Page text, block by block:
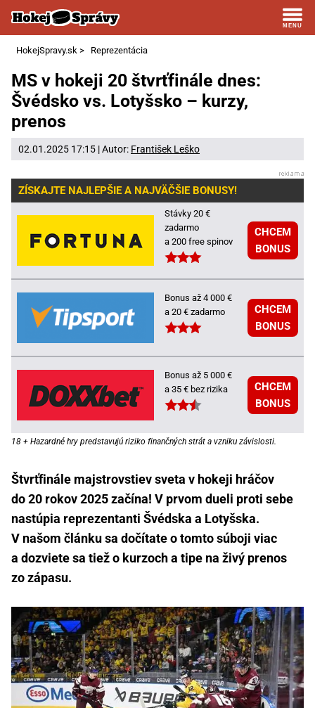
HokejSpravy.sk > Reprezentácia
MS v hokeji 20 štvrťfinále dnes:
Švédsko vs. Lotyšsko – kurzy,
prenos
02.01.2025 17:15 | Autor: František Leško
ZÍSKAJTE NAJLEPŠIE A NAJVÄČŠIE BONUSY!
Stávky 20 €
zadarmo
a 200 free spinov
CHCEM
BONUS
Bonus až 4 000 €
a 20 € zadarmo
CHCEM
BONUS
Bonus až 5 000 €
a 35 € bez rizika
CHCEM
BONUS
18 + Hazardné hry predstavujú riziko finančných strát a vzniku závislosti.
Štvrťfinále majstrovstiev sveta v hokeji hráčov
do 20 rokov 2025 začína! V prvom dueli proti sebe
nastúpia reprezentanti Švédska a Lotyšska.
V našom článku sa dočítate o tomto súboji viac
a dozviete sa tiež o kurzoch a tipe na živý prenos
zo zápasu.